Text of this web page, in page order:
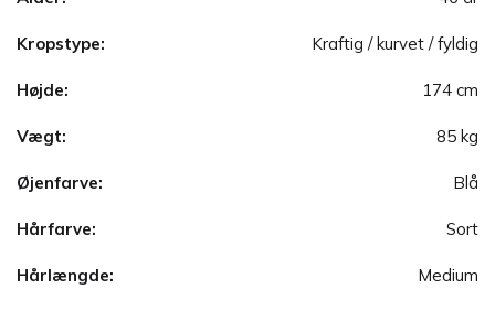
Kropstype: Kraftig / kurvet / fyldig
Højde: 174 cm
Vægt: 85 kg
Øjenfarve: Blå
Hårfarve: Sort
Hårlængde: Medium